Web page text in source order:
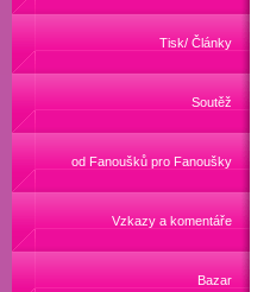
Tisk/ Články
Soutěž
od Fanoušků pro Fanoušky
Vzkazy a komentáře
Bazar